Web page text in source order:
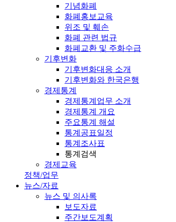
기념화폐
화폐홍보교육
위조 및 훼손
화폐 관련 법규
화폐교환 및 주화수급
기후변화
기후변화대응 소개
기후변화와 한국은행
경제통계
경제통계업무 소개
경제통계 개요
주요통계 해설
통계공표일정
통계조사표
통계검색
경제교육
정책/업무
뉴스/자료
뉴스 및 의사록
보도자료
주간보도계획